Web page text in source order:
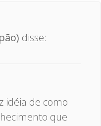
disse:
idéia de como
que